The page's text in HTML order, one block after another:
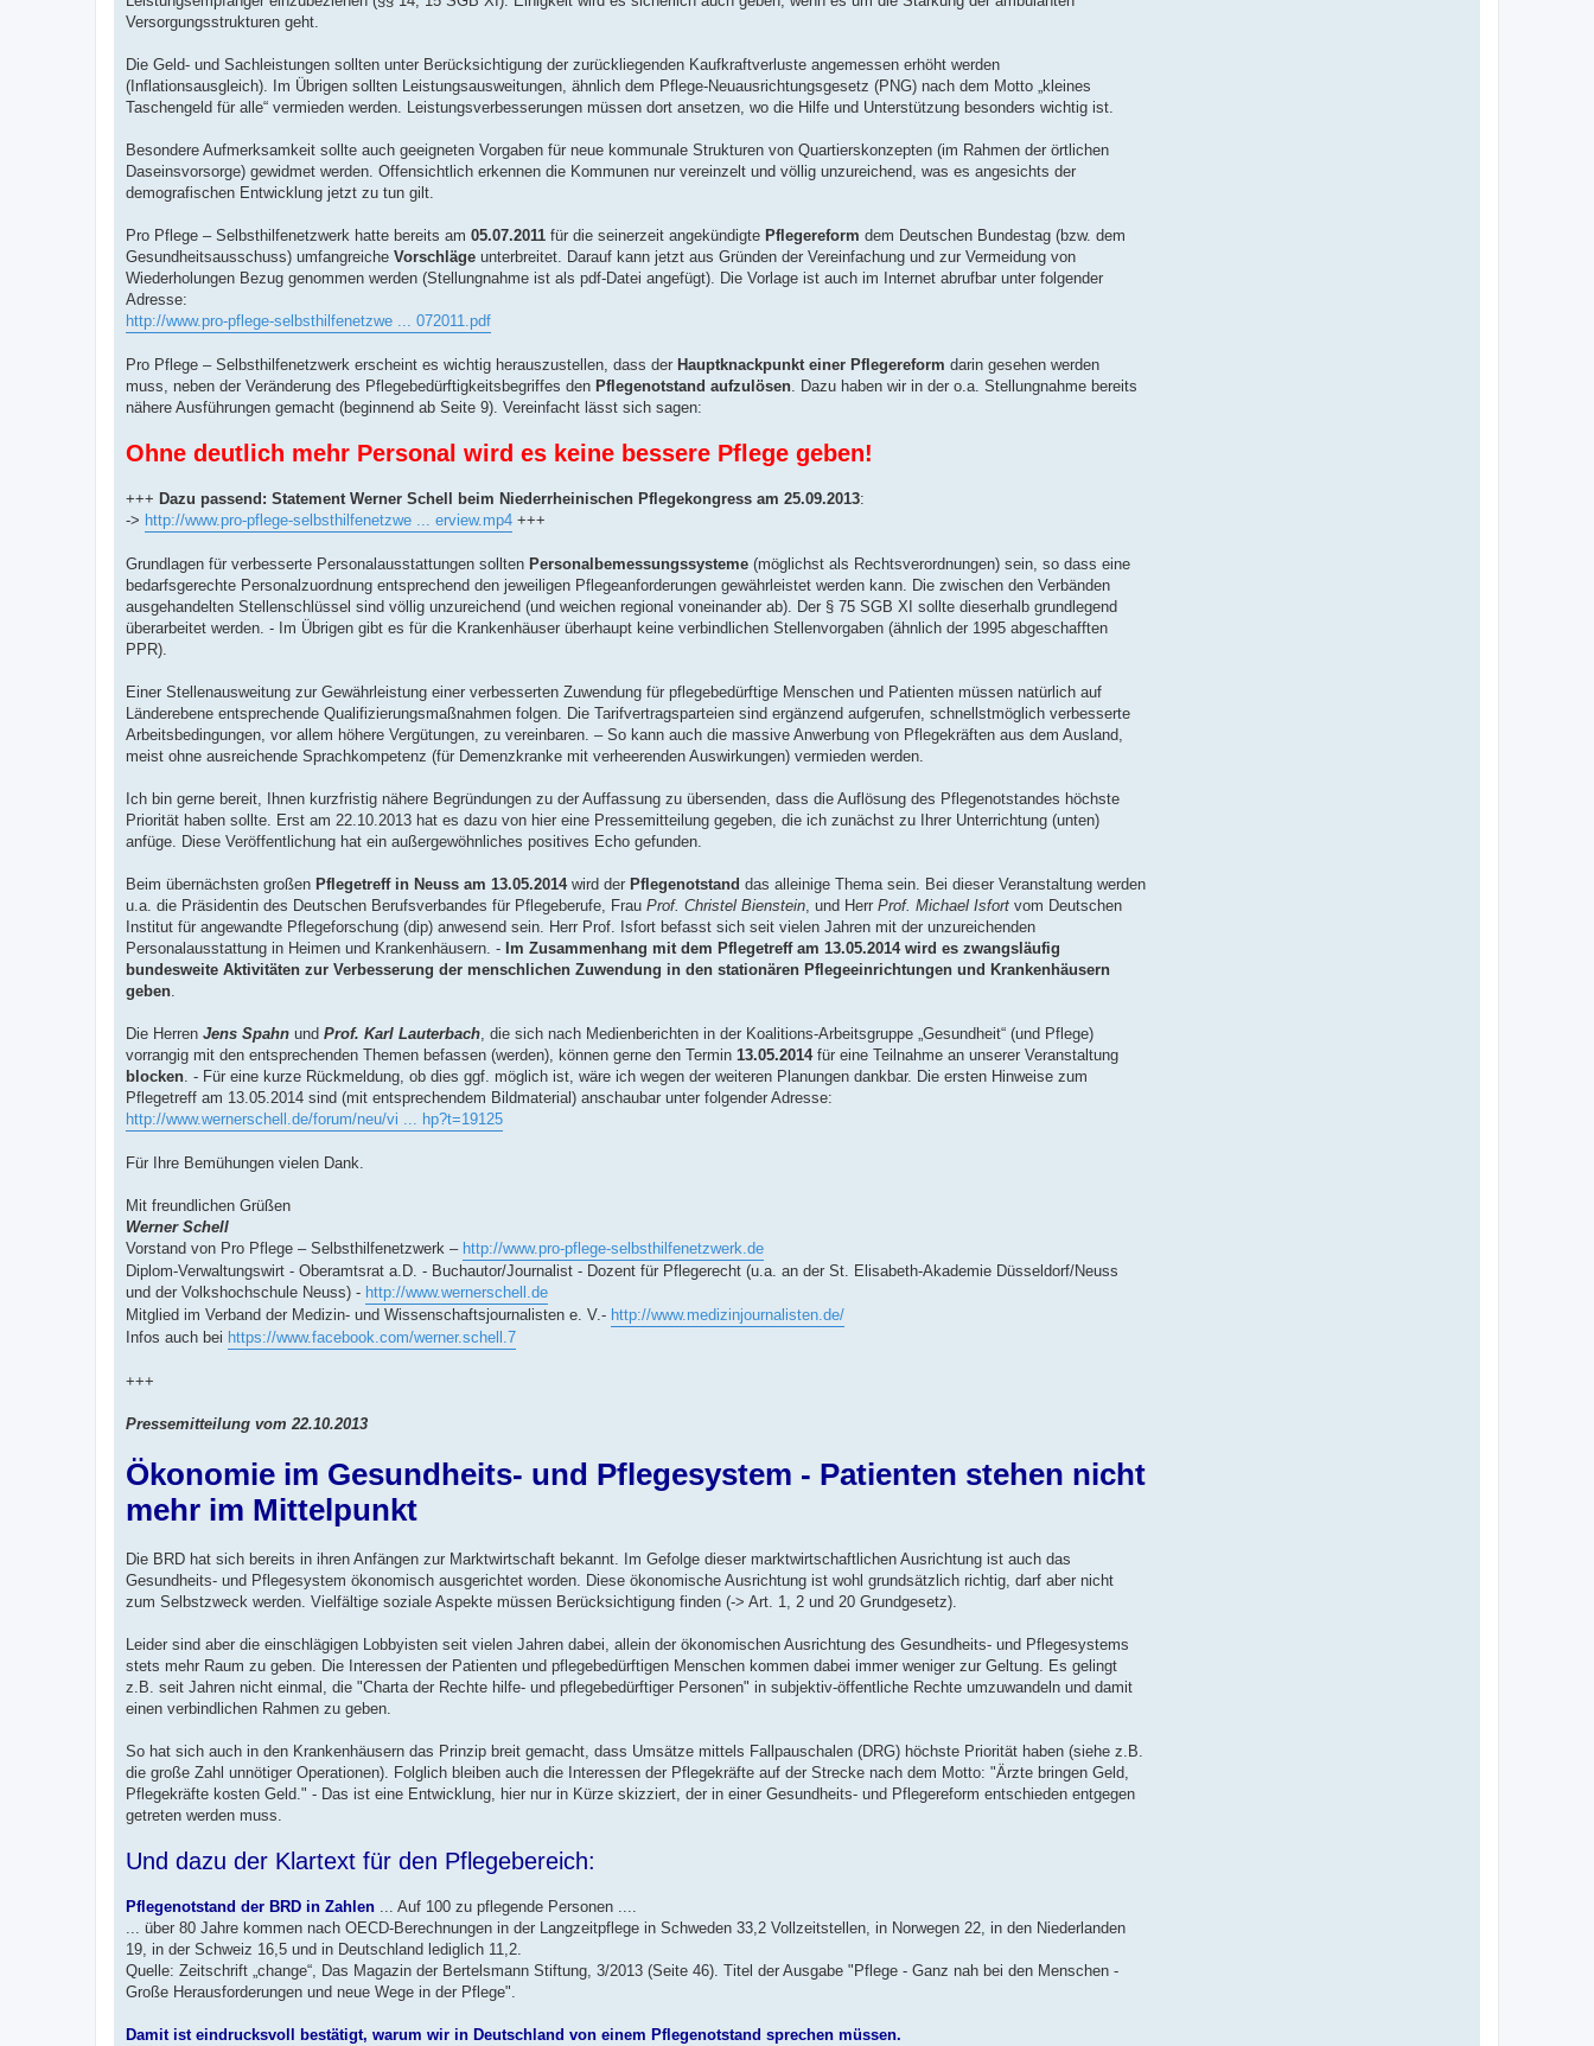
Versorgungsstrukturen geht.
Die Geld- und Sachleistungen sollten unter Berücksichtigung der zurückliegenden Kaufkraftverluste angemessen erhöht werden
(Inflationsausgleich). Im Übrigen sollten Leistungsausweitungen, ähnlich dem Pflege-Neuausrichtungsgesetz (PNG) nach dem Motto „kleines
Taschengeld für alle“ vermieden werden. Leistungsverbesserungen müssen dort ansetzen, wo die Hilfe und Unterstützung besonders wichtig ist.
Besondere Aufmerksamkeit sollte auch geeigneten Vorgaben für neue kommunale Strukturen von Quartierskonzepten (im Rahmen der örtlichen
Daseinsvorsorge) gewidmet werden. Offensichtlich erkennen die Kommunen nur vereinzelt und völlig unzureichend, was es angesichts der
demografischen Entwicklung jetzt zu tun gilt.
Pro Pflege – Selbsthilfenetzwerk hatte bereits am 05.07.2011 für die seinerzeit angekündigte Pflegereform dem Deutschen Bundestag (bzw. dem
Gesundheitsausschuss) umfangreiche Vorschläge unterbreitet. Darauf kann jetzt aus Gründen der Vereinfachung und zur Vermeidung von
Wiederholungen Bezug genommen werden (Stellungnahme ist als pdf-Datei angefügt). Die Vorlage ist auch im Internet abrufbar unter folgender
Adresse:
http://www.pro-pflege-selbsthilfenetzwe ... 072011.pdf
Pro Pflege – Selbsthilfenetzwerk erscheint es wichtig herauszustellen, dass der Hauptknackpunkt einer Pflegereform darin gesehen werden
muss, neben der Veränderung des Pflegebedürftigkeitsbegriffes den Pflegenotstand aufzulösen. Dazu haben wir in der o.a. Stellungnahme bereits
nähere Ausführungen gemacht (beginnend ab Seite 9). Vereinfacht lässt sich sagen:
Ohne deutlich mehr Personal wird es keine bessere Pflege geben!
+++ Dazu passend: Statement Werner Schell beim Niederrheinischen Pflegekongress am 25.09.2013:
-> http://www.pro-pflege-selbsthilfenetzwe ... erview.mp4 +++
Grundlagen für verbesserte Personalausstattungen sollten Personalbemessungssysteme (möglichst als Rechtsverordnungen) sein, so dass eine
bedarfsgerechte Personalzuordnung entsprechend den jeweiligen Pflegeanforderungen gewährleistet werden kann. Die zwischen den Verbänden
ausgehandelten Stellenschlüssel sind völlig unzureichend (und weichen regional voneinander ab). Der § 75 SGB XI sollte dieserhalb grundlegend
überarbeitet werden. - Im Übrigen gibt es für die Krankenhäuser überhaupt keine verbindlichen Stellenvorgaben (ähnlich der 1995 abgeschafften
PPR).
Einer Stellenausweitung zur Gewährleistung einer verbesserten Zuwendung für pflegebedürftige Menschen und Patienten müssen natürlich auf
Länderebene entsprechende Qualifizierungsmaßnahmen folgen. Die Tarifvertragsparteien sind ergänzend aufgerufen, schnellstmöglich verbesserte
Arbeitsbedingungen, vor allem höhere Vergütungen, zu vereinbaren. – So kann auch die massive Anwerbung von Pflegekräften aus dem Ausland,
meist ohne ausreichende Sprachkompetenz (für Demenzkranke mit verheerenden Auswirkungen) vermieden werden.
Ich bin gerne bereit, Ihnen kurzfristig nähere Begründungen zu der Auffassung zu übersenden, dass die Auflösung des Pflegenotstandes höchste
Priorität haben sollte. Erst am 22.10.2013 hat es dazu von hier eine Pressemitteilung gegeben, die ich zunächst zu Ihrer Unterrichtung (unten)
anfüge. Diese Veröffentlichung hat ein außergewöhnliches positives Echo gefunden.
Beim übernächsten großen Pflegetreff in Neuss am 13.05.2014 wird der Pflegenotstand das alleinige Thema sein. Bei dieser Veranstaltung werden
u.a. die Präsidentin des Deutschen Berufsverbandes für Pflegeberufe, Frau Prof. Christel Bienstein, und Herr Prof. Michael Isfort vom Deutschen
Institut für angewandte Pflegeforschung (dip) anwesend sein. Herr Prof. Isfort befasst sich seit vielen Jahren mit der unzureichenden
Personalausstattung in Heimen und Krankenhäusern. - Im Zusammenhang mit dem Pflegetreff am 13.05.2014 wird es zwangsläufig
bundesweite Aktivitäten zur Verbesserung der menschlichen Zuwendung in den stationären Pflegeeinrichtungen und Krankenhäusern
geben.
Die Herren Jens Spahn und Prof. Karl Lauterbach, die sich nach Medienberichten in der Koalitions-Arbeitsgruppe „Gesundheit“ (und Pflege)
vorrangig mit den entsprechenden Themen befassen (werden), können gerne den Termin 13.05.2014 für eine Teilnahme an unserer Veranstaltung
blocken. - Für eine kurze Rückmeldung, ob dies ggf. möglich ist, wäre ich wegen der weiteren Planungen dankbar. Die ersten Hinweise zum
Pflegetreff am 13.05.2014 sind (mit entsprechendem Bildmaterial) anschaubar unter folgender Adresse:
http://www.wernerschell.de/forum/neu/vi ... hp?t=19125
Für Ihre Bemühungen vielen Dank.
Mit freundlichen Grüßen
Werner Schell
Vorstand von Pro Pflege – Selbsthilfenetzwerk – http://www.pro-pflege-selbsthilfenetzwerk.de
Diplom-Verwaltungswirt - Oberamtsrat a.D. - Buchautor/Journalist - Dozent für Pflegerecht (u.a. an der St. Elisabeth-Akademie Düsseldorf/Neuss
und der Volkshochschule Neuss) - http://www.wernerschell.de
Mitglied im Verband der Medizin- und Wissenschaftsjournalisten e. V.- http://www.medizinjournalisten.de/
Infos auch bei https://www.facebook.com/werner.schell.7
+++
Pressemitteilung vom 22.10.2013
Ökonomie im Gesundheits- und Pflegesystem - Patienten stehen nicht
mehr im Mittelpunkt
Die BRD hat sich bereits in ihren Anfängen zur Marktwirtschaft bekannt. Im Gefolge dieser marktwirtschaftlichen Ausrichtung ist auch das
Gesundheits- und Pflegesystem ökonomisch ausgerichtet worden. Diese ökonomische Ausrichtung ist wohl grundsätzlich richtig, darf aber nicht
zum Selbstzweck werden. Vielfältige soziale Aspekte müssen Berücksichtigung finden (-> Art. 1, 2 und 20 Grundgesetz).
Leider sind aber die einschlägigen Lobbyisten seit vielen Jahren dabei, allein der ökonomischen Ausrichtung des Gesundheits- und Pflegesystems
stets mehr Raum zu geben. Die Interessen der Patienten und pflegebedürftigen Menschen kommen dabei immer weniger zur Geltung. Es gelingt
z.B. seit Jahren nicht einmal, die "Charta der Rechte hilfe- und pflegebedürftiger Personen" in subjektiv-öffentliche Rechte umzuwandeln und damit
einen verbindlichen Rahmen zu geben.
So hat sich auch in den Krankenhäusern das Prinzip breit gemacht, dass Umsätze mittels Fallpauschalen (DRG) höchste Priorität haben (siehe z.B.
die große Zahl unnötiger Operationen). Folglich bleiben auch die Interessen der Pflegekräfte auf der Strecke nach dem Motto: "Ärzte bringen Geld,
Pflegekräfte kosten Geld." - Das ist eine Entwicklung, hier nur in Kürze skizziert, der in einer Gesundheits- und Pflegereform entschieden entgegen
getreten werden muss.
Und dazu der Klartext für den Pflegebereich:
Pflegenotstand der BRD in Zahlen ... Auf 100 zu pflegende Personen ....
... über 80 Jahre kommen nach OECD-Berechnungen in der Langzeitpflege in Schweden 33,2 Vollzeitstellen, in Norwegen 22, in den Niederlanden
19, in der Schweiz 16,5 und in Deutschland lediglich 11,2.
Quelle: Zeitschrift „change“, Das Magazin der Bertelsmann Stiftung, 3/2013 (Seite 46). Titel der Ausgabe "Pflege - Ganz nah bei den Menschen -
Große Herausforderungen und neue Wege in der Pflege".
Damit ist eindrucksvoll bestätigt, warum wir in Deutschland von einem Pflegenotstand sprechen müssen.